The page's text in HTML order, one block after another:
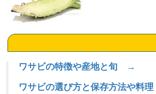
ワサビの特徴や産地と旬 →
ワサビの選び方と保存方法や料